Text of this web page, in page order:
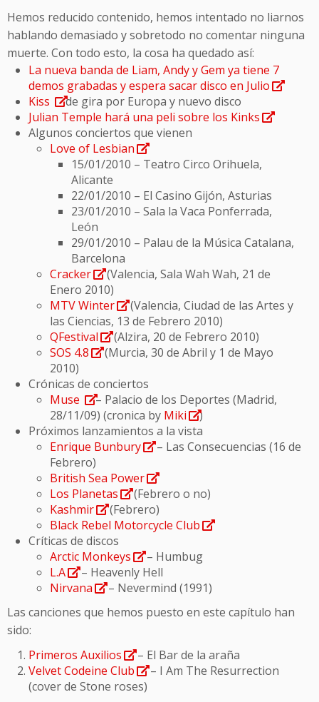
Hemos reducido contenido, hemos intentado no liarnos
hablando demasiado y sobretodo no comentar ninguna
muerte. Con todo esto, la cosa ha quedado así:
La nueva banda de Liam, Andy y Gem ya tiene 7
demos grabadas y espera sacar disco en Julio
Kiss
de gira por Europa y nuevo disco
Julian Temple hará una peli sobre los Kinks
Algunos conciertos que vienen
Love of Lesbian
15/01/2010 – Teatro Circo Orihuela,
Alicante
22/01/2010 – El Casino Gijón, Asturias
23/01/2010 – Sala la Vaca Ponferrada,
León
29/01/2010 – Palau de la Música Catalana,
Barcelona
Cracker
(Valencia, Sala Wah Wah, 21 de
Enero 2010)
MTV Winter
(Valencia, Ciudad de las Artes y
las Ciencias, 13 de Febrero 2010)
QFestival
(Alzira, 20 de Febrero 2010)
SOS 4.8
(Murcia, 30 de Abril y 1 de Mayo
2010)
Crónicas de conciertos
Muse
– Palacio de los Deportes (Madrid,
28/11/09) (cronica by Miki
)
Próximos lanzamientos a la vista
Enrique Bunbury
– Las Consecuencias (16 de
Febrero)
British Sea Power
Los Planetas
(Febrero o no)
Kashmir
(Febrero)
Black Rebel Motorcycle Club
Críticas de discos
Arctic Monkeys
– Humbug
L.A
– Heavenly Hell
Nirvana
– Nevermind (1991)
Las canciones que hemos puesto en este capítulo han
sido:
Primeros Auxilios
– El Bar de la araña
Velvet Codeine Club
– I Am The Resurrection
(cover de Stone roses)